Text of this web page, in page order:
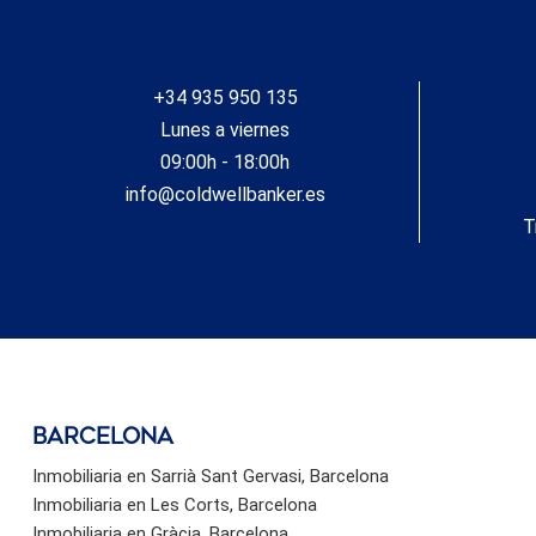
+34 935 950 135
Lunes a viernes
09:00h - 18:00h
info@coldwellbanker.es
barcelona
Inmobiliaria en Sarrià Sant Gervasi, Barcelona
Inmobiliaria en Les Corts, Barcelona